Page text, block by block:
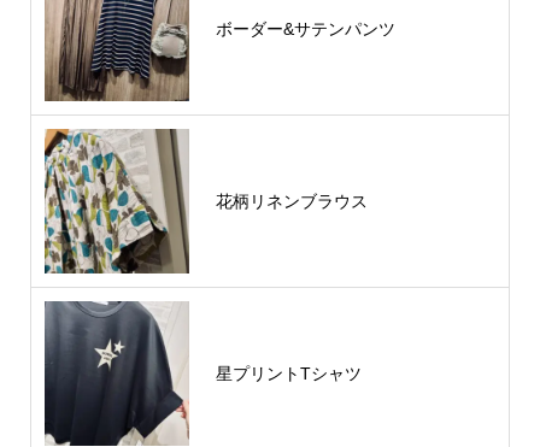
ボーダー&サテンパンツ
花柄リネンブラウス
星プリントTシャツ